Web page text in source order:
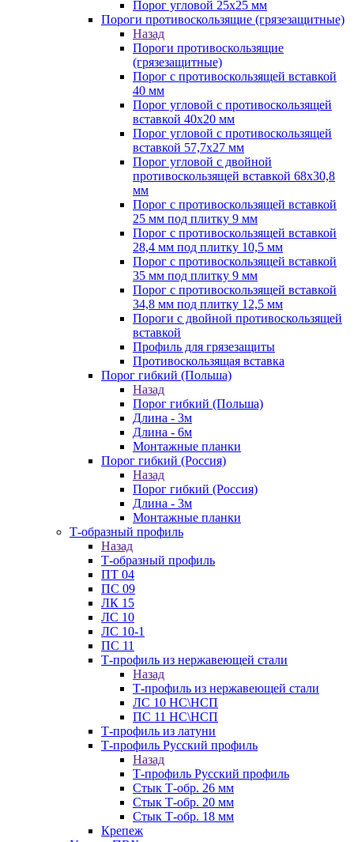
Порог угловой 25х25 мм
Пороги противоскользящие (грязезащитные)
Назад
Пороги противоскользящие
(грязезащитные)
Порог с противоскользящей вставкой
40 мм
Порог угловой с противоскользящей
вставкой 40х20 мм
Порог угловой с противоскользящей
вставкой 57,7х27 мм
Порог угловой с двойной
противоскользящей вставкой 68х30,8
мм
Порог с противоскользящей вставкой
25 мм под плитку 9 мм
Порог с противоскользящей вставкой
28,4 мм под плитку 10,5 мм
Порог с противоскользящей вставкой
35 мм под плитку 9 мм
Порог с противоскользящей вставкой
34,8 мм под плитку 12,5 мм
Пороги с двойной противоскользящей
вставкой
Профиль для грязезащиты
Противоскользящая вставка
Порог гибкий (Польша)
Назад
Порог гибкий (Польша)
Длина - 3м
Длина - 6м
Монтажные планки
Порог гибкий (Россия)
Назад
Порог гибкий (Россия)
Длина - 3м
Монтажные планки
Т-образный профиль
Назад
Т-образный профиль
ПТ 04
ПС 09
ЛК 15
ЛС 10
ЛС 10-1
ПС 11
Т-профиль из нержавеющей стали
Назад
Т-профиль из нержавеющей стали
ЛС 10 НС\НСП
ПС 11 НС\НСП
Т-профиль из латуни
Т-профиль Русский профиль
Назад
Т-профиль Русский профиль
Стык Т-обр. 26 мм
Стык Т-обр. 20 мм
Стык Т-обр. 18 мм
Крепеж